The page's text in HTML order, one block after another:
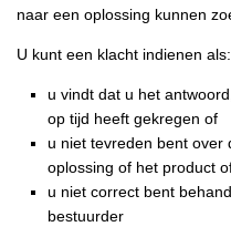
naar een oplossing kunnen
U kunt een klacht indienen als:
u vindt dat u het
op tijd heeft gekregen of
u niet tevreden bent over
oplossing of het product
u niet correct bent
bestuurder